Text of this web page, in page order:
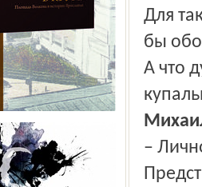
Для
бы
А что
–